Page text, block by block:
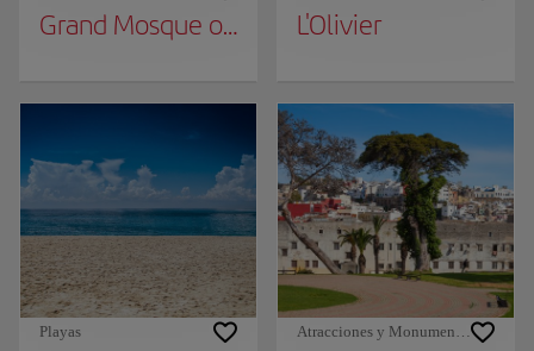
Grand Mosque of TangierL'Olivier
Playas Atracciones y Monumentos